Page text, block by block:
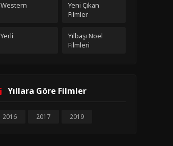
Western
Yeni Çıkan
Filmler
Yerli
Yılbaşı Noel
Filmleri
Yıllara Göre Filmler
2016 2017 2019